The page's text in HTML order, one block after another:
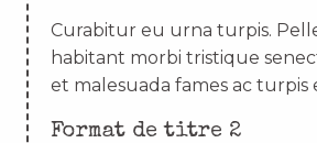
Curabitur eu urna turpis.
habitant morbi tristique
et malesuada fames ac turpis
Format de titre 2